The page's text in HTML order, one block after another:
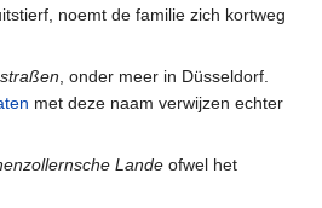
noemt de familie zich kortweg
, onder meer in Düsseldorf.
met deze naam verwijzen echter
Lande ofwel het